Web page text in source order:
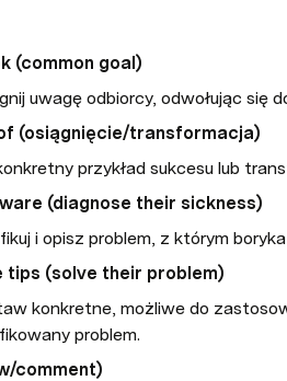
(common goal)
uwagę odbiorcy, odwołując się
(osiągnięcie/transformacja)
przykład sukcesu lub
(diagnose their sickness)
i opisz problem, z którym
tips (solve their problem)
konkretne, możliwe do
problem.
comment)